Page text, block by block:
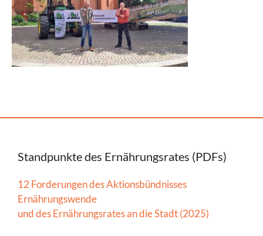
Standpunkte des Ernährungsrates (PDFs)
12 Forderungen des Aktionsbündnisses
Ernährungswende
und des Ernährungsrates an die Stadt (2025)